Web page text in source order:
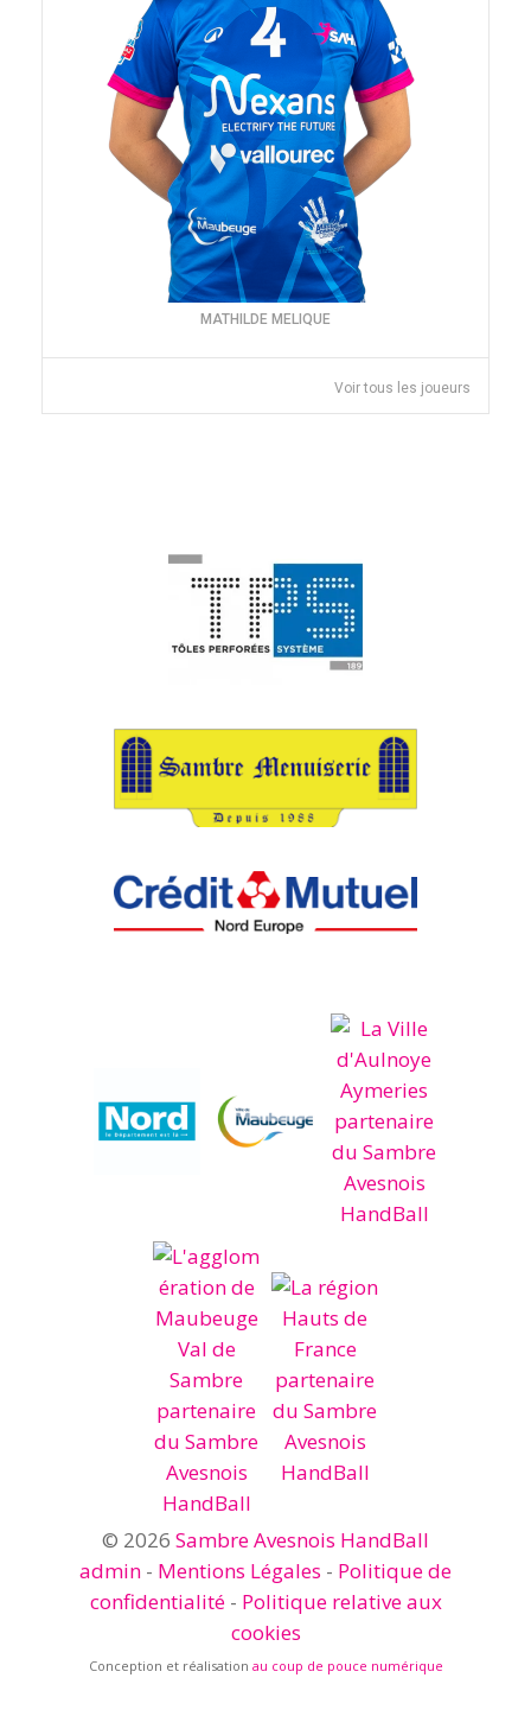
MATHILDE MELIQUE
Voir tous les joueurs
© 2026 Sambre Avesnois HandBall
admin - Mentions Légales - Politique de
confidentialité- Politique relative aux
cookies
Conception et réalisation au coup de pouce numérique